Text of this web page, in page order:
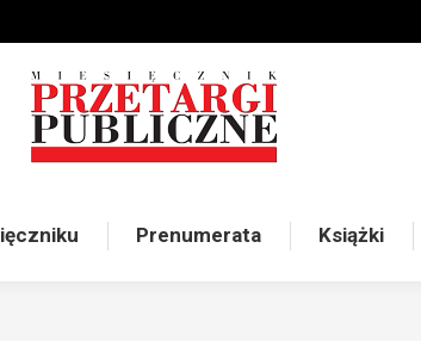
Prenumerata Książki